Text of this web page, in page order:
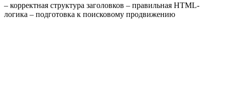
– корректная структура заголовков – правильная HTML-
логика – подготовка к поисковому продвижению